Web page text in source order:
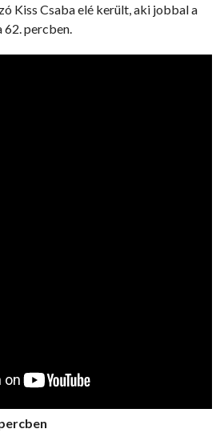
Kiss Csaba elé került, aki jobbal a
percben.